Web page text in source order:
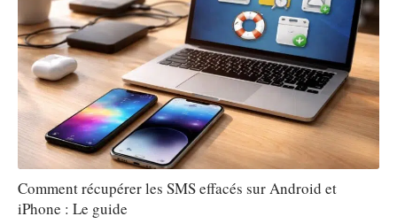
Comment récupérer les SMS effacés sur Android et
iPhone : Le guide